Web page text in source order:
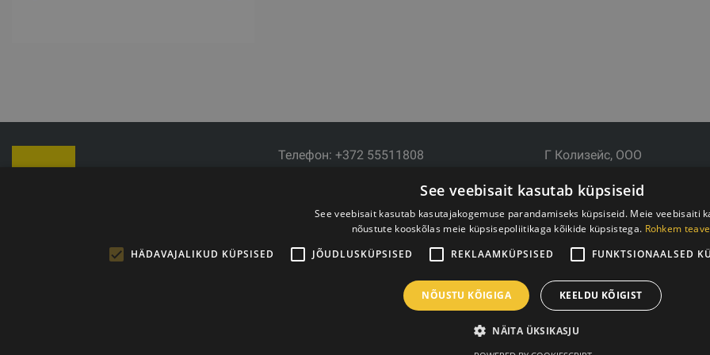
Телефон: +372 55511808
Время работы: Пн-Пт с 9:00 до 18:00
Г Колизейс, ООО
LV-1006
Рег.№ 44103017158 НДС №
АО SEB Банк
See veebisait kasutab küpsiseid
See veebisait kasutab kasutajakogemuse parandamiseks küpsiseid. Meie veebisaiti
nõustute kooskõlas meie küpsisepoliitikaga kõikide küpsistega. Rohkem
HÄDAVAJALIKUD KÜPSISED
JÕUDLUSKÜPSISED REKLAAMKÜPSISED FUNKTSIONAALSED
NÕUSTU KÕIGIGA KEELDU KÕIGIST
NÄITA ÜKSIKASJU